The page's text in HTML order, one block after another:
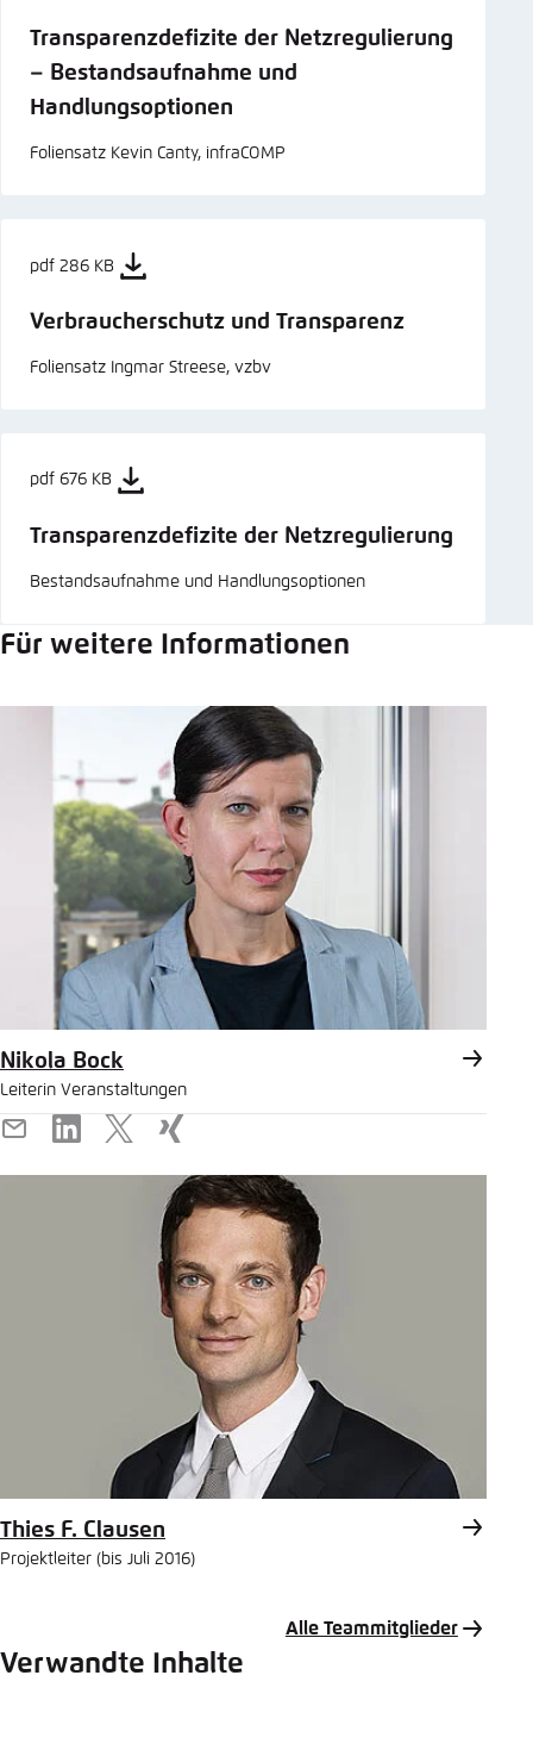
Transparenzdefizite der Netzregulierung
– Bestandsaufnahme und
Handlungsoptionen
Foliensatz Kevin Canty, infraCOMP
pdf 286 KB
Verbraucherschutz und Transparenz
Foliensatz Ingmar Streese, vzbv
pdf 676 KB
Transparenzdefizite der Netzregulierung
Bestandsaufnahme und Handlungsoptionen
Für weitere Informationen
Nikola Bock
Leiterin Veranstaltungen
E-
Mail
LinkedIn
X Xing
Thies F. Clausen
Projektleiter (bis Juli 2016)
Alle Teammitglieder
Verwandte Inhalte